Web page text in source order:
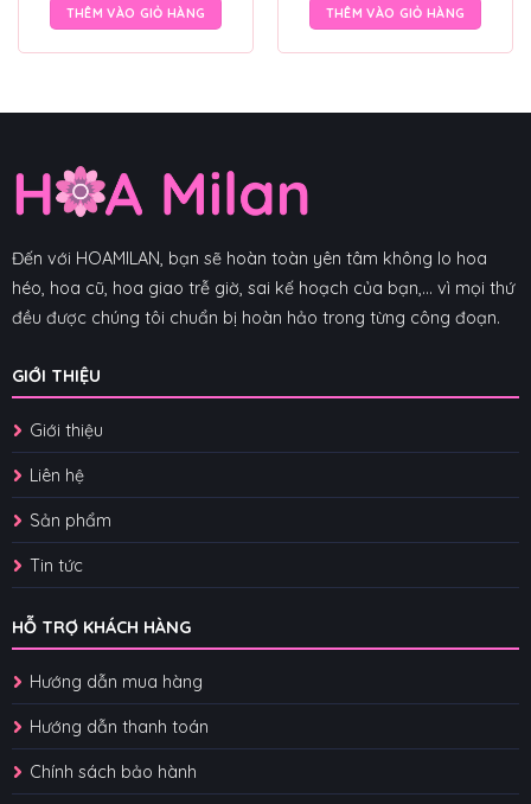
THÊM VÀO GIỎ HÀNG THÊM VÀO GIỎ HÀNG
Đến với HOAMILAN, bạn sẽ hoàn toàn yên tâm không lo hoa
héo, hoa cũ, hoa giao trễ giờ, sai kế hoạch của bạn,... vì mọi thứ
đều được chúng tôi chuẩn bị hoàn hảo trong từng công đoạn.
GIỚI THIỆU
Giới thiệu
Liên hệ
Sản phẩm
Tin tức
HỖ TRỢ KHÁCH HÀNG
Hướng dẫn mua hàng
Hướng dẫn thanh toán
Chính sách bảo hành